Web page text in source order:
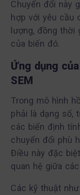
Chuyển đổi này
hợp với yêu cầu
lượng, đồng thời
của biến đó.
Ứng dụng
SEM
Trong mô hình
phải là dạng số,
các biến định
chuyển đổi phù
Điều này đặc
quan hệ giữa
Các kỹ thuật